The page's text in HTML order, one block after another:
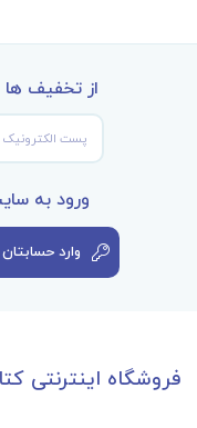
از تخفیف ها
ورود به
وارد
فروشگاه اینترنتی